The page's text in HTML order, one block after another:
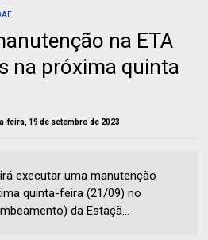
na ETA
na próxima quinta
feira, 19 de setembro de 2023
executar uma manutenção
quinta-feira (21/09) no
da Estaçã...